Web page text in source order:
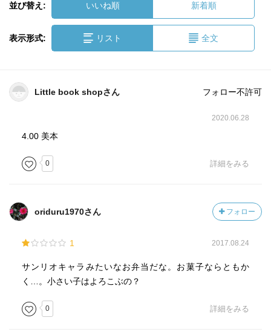
並び替え: いいね順 新着順
表示形式: リスト 全文
Little book shopさん フォロー不許可
2020.06.28
4.00 美本
0 詳細をみる
oriduru1970さん フォロー
1 2017.08.24
サンリオキャラみたいなお弁当だな。お菓子ならともか
く…。小さい子はよろこぶの？
0 詳細をみる